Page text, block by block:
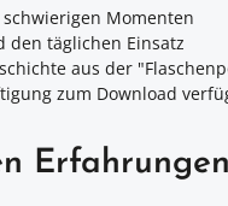
Momenten
den täglichen Einsatz
aus der
zum Download
Erfahrungen